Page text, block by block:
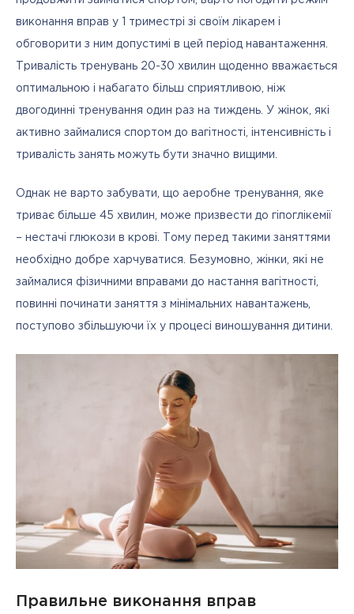
виконання вправ у 1 триместрі зі своїм лікарем і
обговорити з ним допустимі в цей період навантаження.
Тривалість тренувань 20-30 хвилин щоденно вважається
оптимальною і набагато більш сприятливою, ніж
двогодинні тренування один раз на тиждень. У жінок, які
активно займалися спортом до вагітності, інтенсивність і
тривалість занять можуть бути значно вищими.
Однак не варто забувати, що аеробне тренування, яке
триває більше 45 хвилин, може призвести до гіпоглікемії
– нестачі глюкози в крові. Тому перед такими заняттями
необхідно добре харчуватися. Безумовно, жінки, які не
займалися фізичними вправами до настання вагітності,
повинні починати заняття з мінімальних навантажень,
поступово збільшуючи їх у процесі виношування дитини.
Правильне виконання вправ